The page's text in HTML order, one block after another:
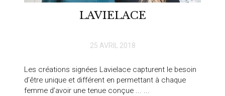
LAVIELACE
25 AVRIL 2018
Les créations signées Lavielace capturent le besoin
d’être unique et différent en permettant à chaque
femme d’avoir une tenue conçue ... ...